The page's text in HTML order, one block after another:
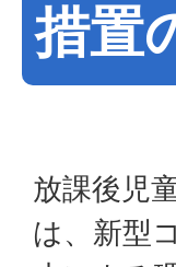
措置
放課後児
は、新型